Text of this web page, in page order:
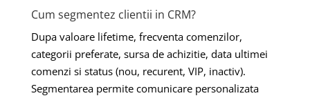
Cum segmentez clientii in CRM?
Dupa valoare lifetime, frecventa comenzilor,
categorii preferate, sursa de achizitie, data ultimei
comenzi si status (nou, recurent, VIP, inactiv).
Segmentarea permite comunicare personalizata